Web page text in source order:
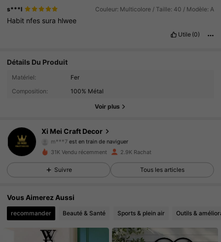
s***l Couleur: Multicolore / Taille: 40 / Modèle: A
Habit nfes sura hlwee
Utile (0)
Détails Du Produit
Matériel:
Fer
Composition:
100% Métal
Voir plus
Xi Mei Craft Decor
1.1K Suiveurs
m***7est en train de naviguer
4.83
1.1K Suiveurs
4.83 1.1K Suiveurs
31K Vendu récemment 2.9K Rachat
Suivre Tous les articles
Vous Aimerez Aussi
recommander Beauté & Santé Sports & plein air Outils &